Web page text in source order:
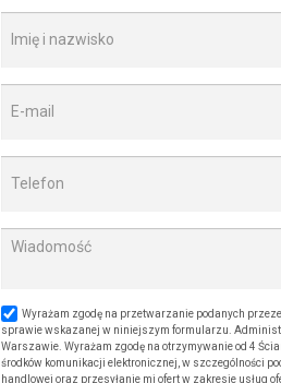
Wyrażam zgodę na przetwarzanie podanych
sprawie wskazanej w niniejszym formularzu.
Warszawie. Wyrażam zgodę na otrzymywanie od 4
środków komunikacji elektronicznej, w szczególności
handlowej oraz przesyłanie mi ofert w zakresie usług